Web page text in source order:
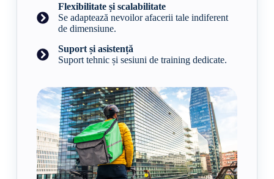
Flexibilitate și scalabilitate
Se adaptează nevoilor afacerii tale indiferent
de dimensiune.
Suport și asistență
Suport tehnic și sesiuni de training dedicate.